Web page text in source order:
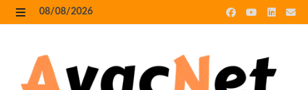
Skip
to
08/08/2026